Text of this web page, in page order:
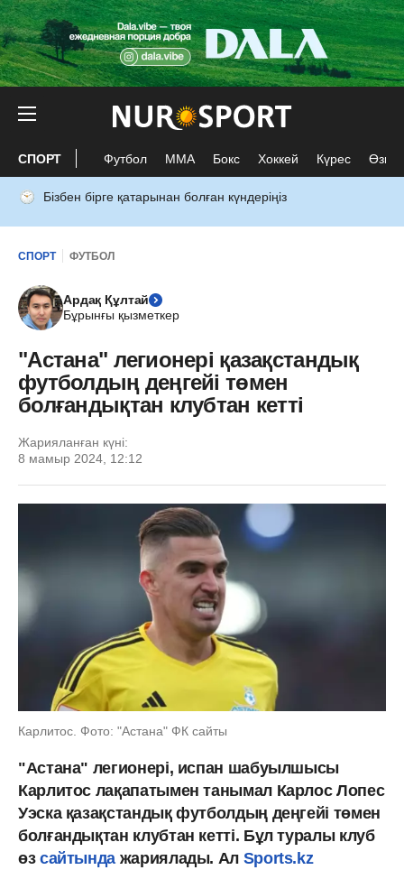
СПОРТ Футбол ММА Бокс Хоккей Күрес Өзге
Бізбен бірге қатарынан болған күндеріңіз
СПОРТ ФУТБОЛ
Ардақ Құлтай
Бұрынғы қызметкер
"Астана" легионері қазақстандық
футболдың деңгейі төмен
болғандықтан клубтан кетті
Жарияланған күні:
8 мамыр 2024, 12:12
Карлитос. Фото: "Астана" ФК сайты
"Астана" легионері, испан шабуылшысы
Карлитос лақапатымен танымал Карлос Лопес
Уэска қазақстандық футболдың деңгейі төмен
болғандықтан клубтан кетті. Бұл туралы клуб
өз сайтында жариялады. Ал Sports.kz